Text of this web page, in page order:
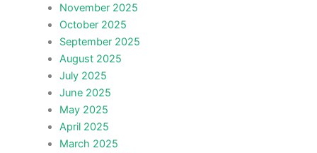
November 2025
October 2025
September 2025
August 2025
July 2025
June 2025
May 2025
April 2025
March 2025